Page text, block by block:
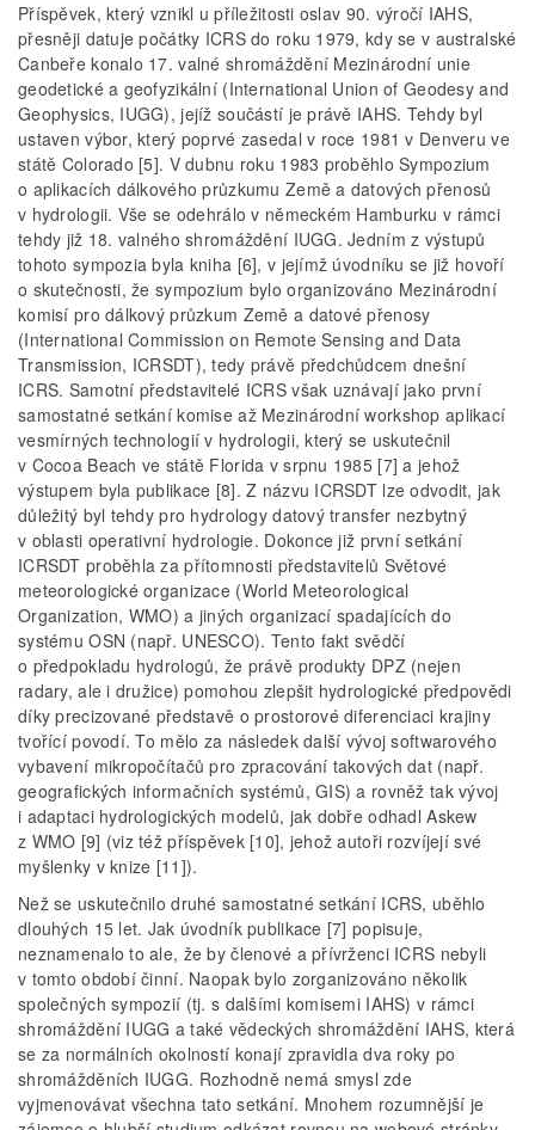
Příspěvek, který vznikl u příležitosti oslav 90. výročí IAHS,
přesněji datuje počátky ICRS do roku 1979, kdy se v australské
Canbeře konalo 17. valné shromáždění Mezinárodní unie
geodetické a geofyzikální (International Union of Geodesy and
Geophysics, IUGG), jejíž součástí je právě IAHS. Tehdy byl
ustaven výbor, který poprvé zasedal v roce 1981 v Denveru ve
státě Colorado [5]. V dubnu roku 1983 proběhlo Sympozium
o aplikacích dálkového průzkumu Země a datových přenosů
v hydrologii. Vše se odehrálo v německém Hamburku v rámci
tehdy již 18. valného shromáždění IUGG. Jedním z výstupů
tohoto sympozia byla kniha [6], v jejímž úvodníku se již hovoří
o skutečnosti, že sympozium bylo organizováno Mezinárodní
komisí pro dálkový průzkum Země a datové přenosy
(International Commission on Remote Sensing and Data
Transmission, ICRSDT), tedy právě předchůdcem dnešní
ICRS. Samotní představitelé ICRS však uznávají jako první
samostatné setkání komise až Mezinárodní workshop aplikací
vesmírných technologií v hydrologii, který se uskutečnil
v Cocoa Beach ve státě Florida v srpnu 1985 [7] a jehož
výstupem byla publikace [8]. Z názvu ICRSDT lze odvodit, jak
důležitý byl tehdy pro hydrology datový transfer nezbytný
v oblasti operativní hydrologie. Dokonce již první setkání
ICRSDT proběhla za přítomnosti představitelů Světové
meteorologické organizace (World Meteorological
Organization, WMO) a jiných organizací spadajících do
systému OSN (např. UNESCO). Tento fakt svědčí
o předpokladu hydrologů, že právě produkty DPZ (nejen
radary, ale i družice) pomohou zlepšit hydrologické předpovědi
díky precizované představě o prostorové diferenciaci krajiny
tvořící povodí. To mělo za následek další vývoj softwarového
vybavení mikropočítačů pro zpracování takových dat (např.
geografických informačních systémů, GIS) a rovněž tak vývoj
i adaptaci hydrologických modelů, jak dobře odhadl Askew
z WMO [9] (viz též příspěvek [10], jehož autoři rozvíjejí své
myšlenky v knize [11]).
Než se uskutečnilo druhé samostatné setkání ICRS, uběhlo
dlouhých 15 let. Jak úvodník publikace [7] popisuje,
neznamenalo to ale, že by členové a přívrženci ICRS nebyli
v tomto období činní. Naopak bylo zorganizováno několik
společných sympozií (tj. s dalšími komisemi IAHS) v rámci
shromáždění IUGG a také vědeckých shromáždění IAHS, která
se za normálních okolností konají zpravidla dva roky po
shromážděních IUGG. Rozhodně nemá smysl zde
vyjmenovávat všechna tato setkání. Mnohem rozumnější je